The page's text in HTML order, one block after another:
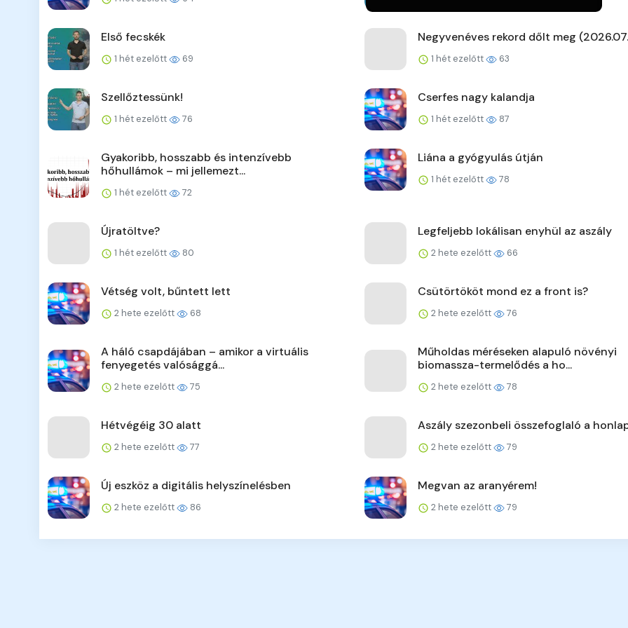
Első fecskék
1 hét ezelőtt 69
Negyvenéves rekord dőlt meg
1 hét ezelőtt 63
Szellőztessünk!
1 hét ezelőtt 76
Cserfes nagy kalandja
1 hét ezelőtt 87
Gyakoribb, hosszabb és intenzívebb
hőhullámok – mi jellemezt...
1 hét ezelőtt 72
Liána a gyógyulás útján
1 hét ezelőtt 78
Újratöltve?
1 hét ezelőtt 80
Legfeljebb lokálisan enyhül az aszály
2 hete ezelőtt 66
Vétség volt, bűntett lett
2 hete ezelőtt 68
Csütörtököt mond ez a front is?
2 hete ezelőtt 76
A háló csapdájában – amikor a virtuális
fenyegetés valósággá...
2 hete ezelőtt 75
Műholdas méréseken alapuló növényi
biomassza-termelődés a ho...
2 hete ezelőtt 78
Hétvégéig 30 alatt
2 hete ezelőtt 77
Aszály szezonbeli összefoglaló a
2 hete ezelőtt 79
Új eszköz a digitális helyszínelésben
2 hete ezelőtt 86
Megvan az aranyérem!
2 hete ezelőtt 79